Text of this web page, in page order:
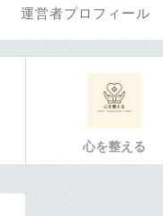
運営者プロフィール
心を整える